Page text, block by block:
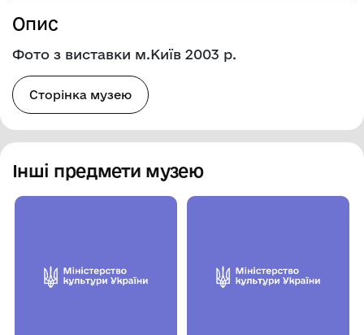
Опис
Фото з виставки м.Київ 2003 р.
Сторінка музею
Інші предмети музею